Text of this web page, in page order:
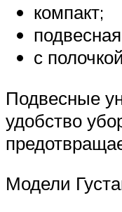
компакт;
с
Подвесные
удобство
Модели